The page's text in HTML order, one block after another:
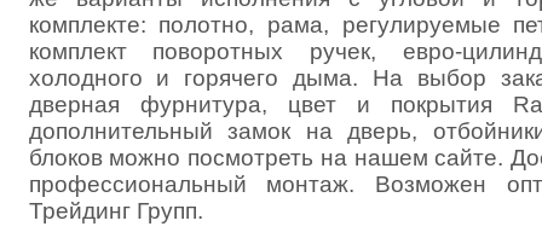
комплекте: полотно, рама, регулируемые
комплект поворотных ручек, евро-
холодного и горячего дыма. На выбор
дверная фурнитура, цвет и покрытия
дополнительный замок на дверь,
блоков можно посмотреть на нашем сайте.
профессиональный монтаж. Возможен
Трейдинг Групп.